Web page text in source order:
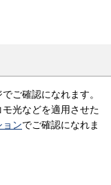
ご確認になれます。
光などを適用させた
ョンでご確認になれま